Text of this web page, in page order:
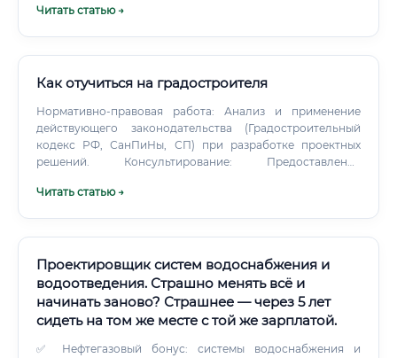
Читать статью →
Как отучиться на градостроителя
Нормативно-правовая работа: Анализ и применение
действующего законодательства (Градостроительный
кодекс РФ, СанПиНы, СП) при разработке проектных
решений. Консультирование: Предоставление
органов власти по вопросам градостроительного
Читать статью →
Проектировщик систем водоснабжения и
водоотведения. Страшно менять всё и
начинать заново? Страшнее — через 5 лет
сидеть на том же месте с той же зарплатой.
✅ Нефтегазовый бонус: системы водоснабжения и